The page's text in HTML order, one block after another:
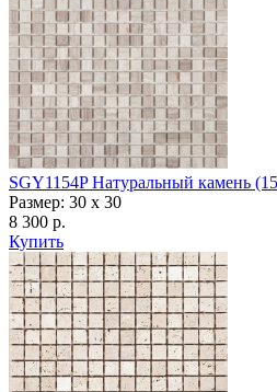
SGY1154P Натуральный камень
Размер: 30 x 30
8 300 р.
Купить